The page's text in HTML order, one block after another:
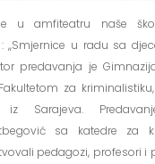
u amfiteatru naše
,,Smjernice u radu sa
predavanja je
za
iz Sarajeva.
sa katedre za
pedagozi, profesori i